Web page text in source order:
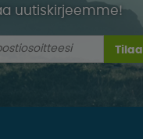
uutiskirjeemme!
Tilaa